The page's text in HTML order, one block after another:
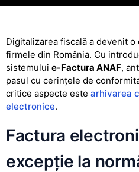
Digitalizarea fiscală a devenit
firmele din România. Cu
sistemului e-Factura ANAF,
pasul cu cerințele de
critice aspecte este arhivarea
electronice.
Factura
excepție la